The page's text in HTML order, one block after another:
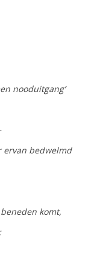
nooduitgang’
ervan bedwelmd
komt,